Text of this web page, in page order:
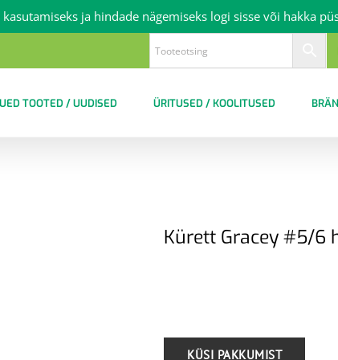
TOOTED / UUDISED ÜRITUSED / KOOLITUSED
Kürett Gracey #5/6
kasutamiseks ja hindade nägemiseks logi sisse või hakka